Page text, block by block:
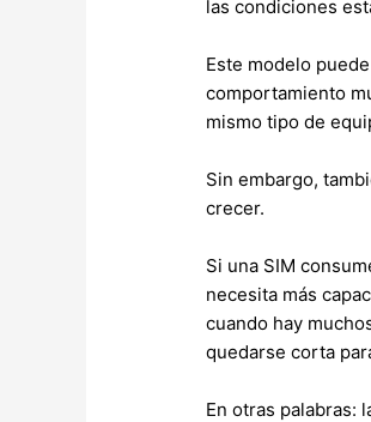
las condiciones
Este modelo
comportamiento
mismo tipo de
Sin embargo,
crecer.
Si una SIM
necesita más
cuando hay
quedarse corta
En otras palabras: